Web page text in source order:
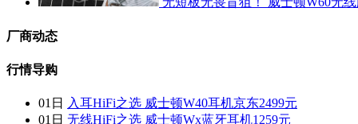
厂商动态
行情导购
01日
入耳HiFi之选 威士顿W40耳机京东2499元
01日 无线HiFi之选 威士顿Wx蓝牙耳机1259元